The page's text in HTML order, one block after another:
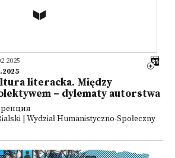
literacka. Między
– dylematy autorstwa
| Wydział Humanistyczno-Społeczny